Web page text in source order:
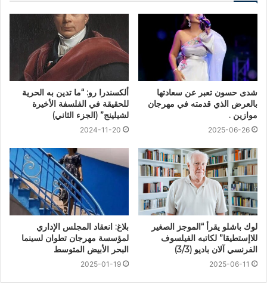
شدى حسون تعبر عن سعادتها
بالعرض الذي قدمته في مهرجان
موازين .
2025-06-26
ألكسندرا رو: “ما تدين به الحرية
للحقيقة في الفلسفة الأخيرة
لشيلينج” (الجزء الثاني)
2024-11-20
لوك باشلو يقرأ “الموجز الصغير
للاإستطيقا” لكاتبه الفيلسوف
الفرنسي آلان باديو (3/3)
2025-06-11
بلاغ: انعقاد المجلس الإداري
لمؤسسة مهرجان تطوان لسينما
البحر الأبيض المتوسط
2025-01-19